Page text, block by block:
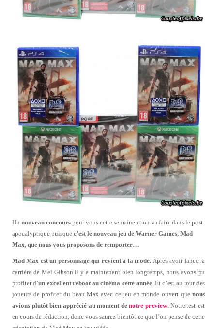
Un nouveau concours pour vous cette semaine et on va faire dans le post
apocalyptique puisque c’est le nouveau jeu de Warner Games, Mad
Max, que nous vous proposons de remporter…
Mad Max est un personnage qui revient à la mode. Après avoir lancé la
carrière de Mel Gibson il y a maintenant bien longtemps, nous avons pu
profiter d’un excellent reboot au cinéma cette année. Et c’est au tour des
joueurs de profiter du beau Max avec ce jeu en monde ouvert quenous
avions plutôt bien apprécié au moment denotre preview. Notre test est
en cours de rédaction, donc vous saurez bientôt ce que l’on pense de cette